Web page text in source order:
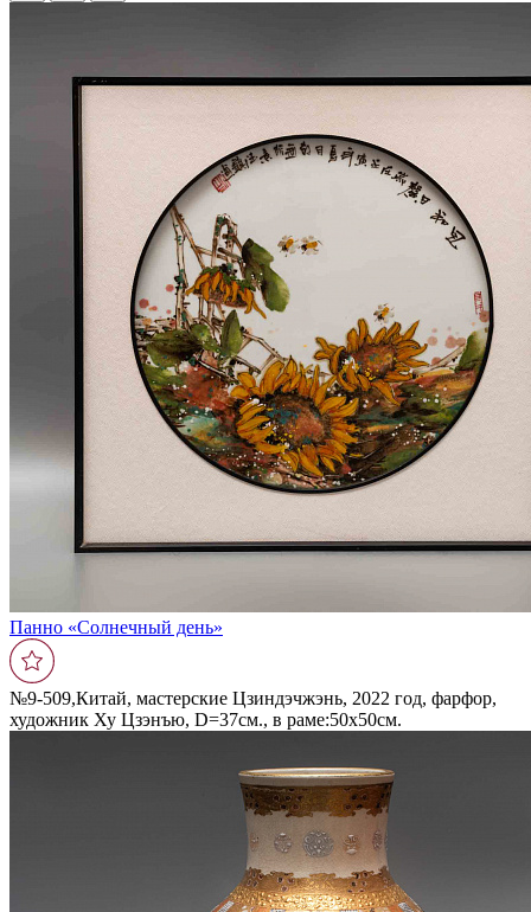
Панно «Солнечный день»
№9-509,Китай, мастерские Цзиндэчжэнь, 2022 год, фарфор,
художник Ху Цзэнъю, D=37см., в раме:50х50см.